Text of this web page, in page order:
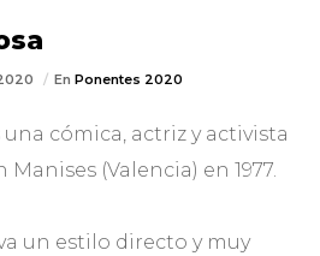
EnPonentes 2020
cómica, actriz y activista
(Valencia) en 1977.
un estilo directo y muy